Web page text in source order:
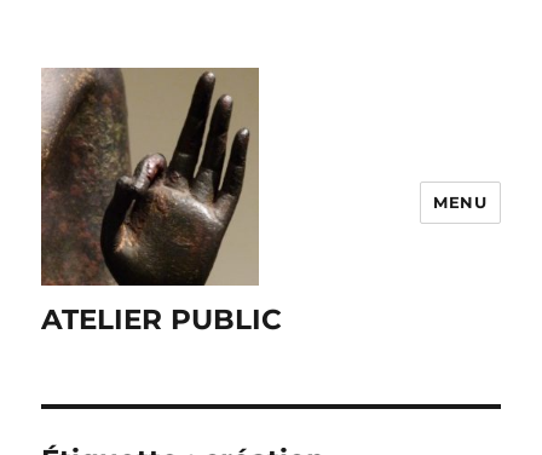
ATELIER PUBLIC
MENU